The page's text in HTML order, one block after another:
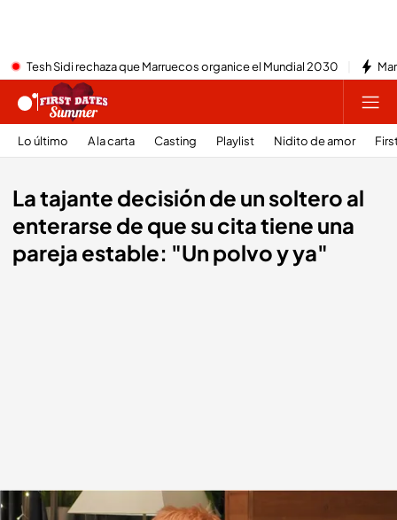
Tesh Sidi rechaza que Marruecos organice el Mundial 2030
Lo último A la carta Casting Playlist Nidito de amor
La tajante decisión de un soltero al
enterarse de que su cita tiene una
pareja estable: "Un polvo y ya"
Soltero de 'FD'